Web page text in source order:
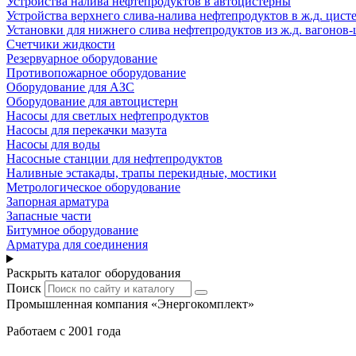
Устройства верхнего слива-налива нефтепродуктов в ж.д.
Установки для нижнего слива нефтепродуктов из ж.д. вагонов-
Счетчики жидкости
Резервуарное оборудование
Противопожарное оборудование
Оборудование для АЗС
Оборудование для автоцистерн
Насосы для светлых нефтепродуктов
Насосы для перекачки мазута
Насосы для воды
Насосные станции для нефтепродуктов
Наливные эстакады, трапы перекидные, мостики
Метрологическое оборудование
Запорная арматура
Запасные части
Битумное оборудование
Арматура для соединения
Раскрыть каталог оборудования
Поиск
Промышленная компания «Энергокомплект»
Работаем с 2001 года